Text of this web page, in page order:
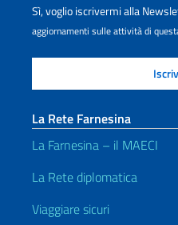
Sì, voglio iscrivermi alla
aggiornamenti sulle attività di
La Rete Farnesina
La Farnesina – il MAECI
La Rete diplomatica
Viaggiare sicuri